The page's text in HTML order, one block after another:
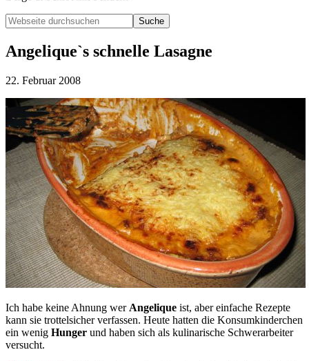
Webseite
durchsuchen
Search
Angelique`s schnelle Lasagne
22. Februar 2008
Ich habe keine Ahnung wer Angelique ist, aber einfache Rezepte
kann sie trottelsicher verfassen. Heute hatten die Konsumkinderchen
ein wenig Hunger und haben sich als kulinarische Schwerarbeiter
versucht.